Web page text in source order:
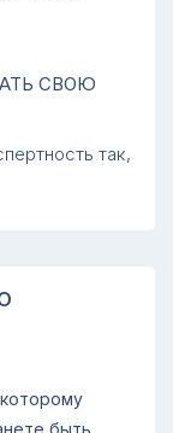
СВОЮ
так,